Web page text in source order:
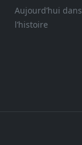
Aujourd’hui dans
l’histoire